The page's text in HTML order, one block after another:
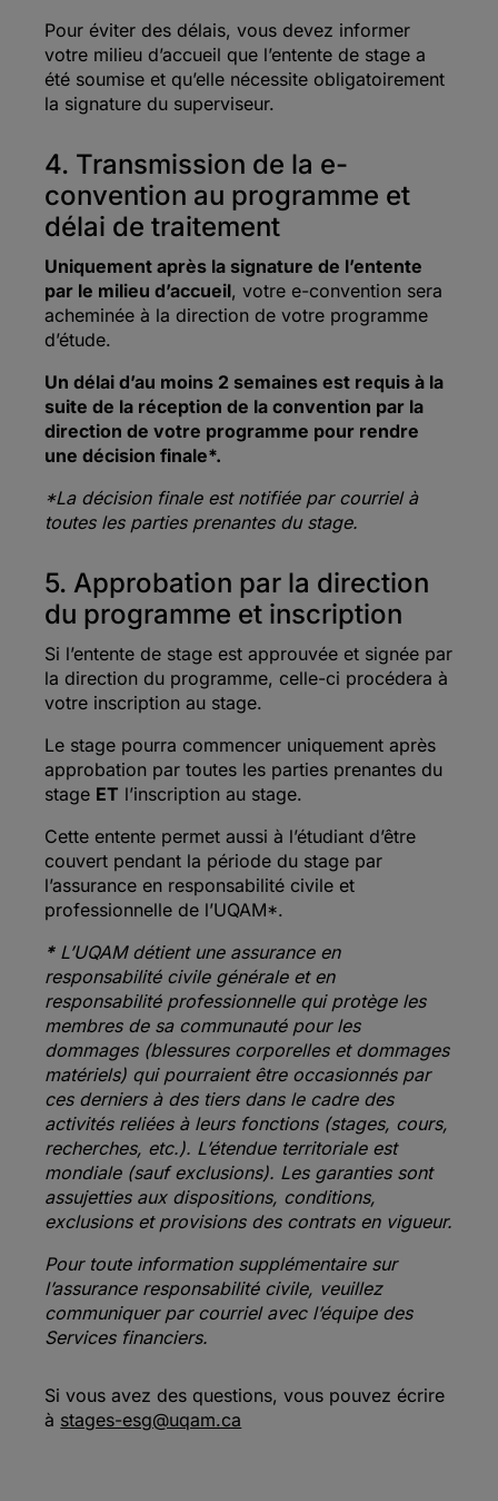
Pour éviter des délais, vous devez informer
votre milieu d’accueil que l’entente de stage a
été soumise et qu’elle nécessite obligatoirement
la signature du superviseur.
4. Transmission de la e-
convention au programme et
délai de traitement
Uniquement après la signature de l’entente
par le milieu d’accueil, votre e-convention sera
acheminée à la direction de votre programme
d’étude.
Un délai d’au moins 2 semaines est requis à la
suite de la réception de la convention par la
direction de votre programme pour rendre
une décision finale*.
*La décision finale est notifiée par courriel à
toutes les parties prenantes du stage.
5. Approbation par la direction
du programme et inscription
Si l’entente de stage est approuvée et signée par
la direction du programme, celle-ci procédera à
votre inscription au stage.
Le stage pourra commencer uniquement après
approbation par toutes les parties prenantes du
stage ET l’inscription au stage.
Cette entente permet aussi à l’étudiant d’être
couvert pendant la période du stage par
l’assurance en responsabilité civile et
professionnelle de l’UQAM*.
*L’UQAM détient une assurance en
responsabilité civile générale et en
responsabilité professionnelle qui protège les
membres de sa communauté pour les
dommages (blessures corporelles et dommages
matériels) qui pourraient être occasionnés par
ces derniers à des tiers dans le cadre des
activités reliées à leurs fonctions (stages, cours,
recherches, etc.). L’étendue territoriale est
mondiale (sauf exclusions). Les garanties sont
assujetties aux dispositions, conditions,
exclusions et provisions des contrats en vigueur.
Pour toute information supplémentaire sur
l’assurance responsabilité civile, veuillez
communiquer par courriel avec l’équipe des
Services financiers.
Si vous avez des questions, vous pouvez écrire
à stages-esg@uqam.ca